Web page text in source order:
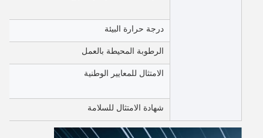
درجة حرارة البيئة
الرطوبة المحيطة بالعمل
الامتثال للمعايير الوطنية
شهادة الامتثال للسلامة